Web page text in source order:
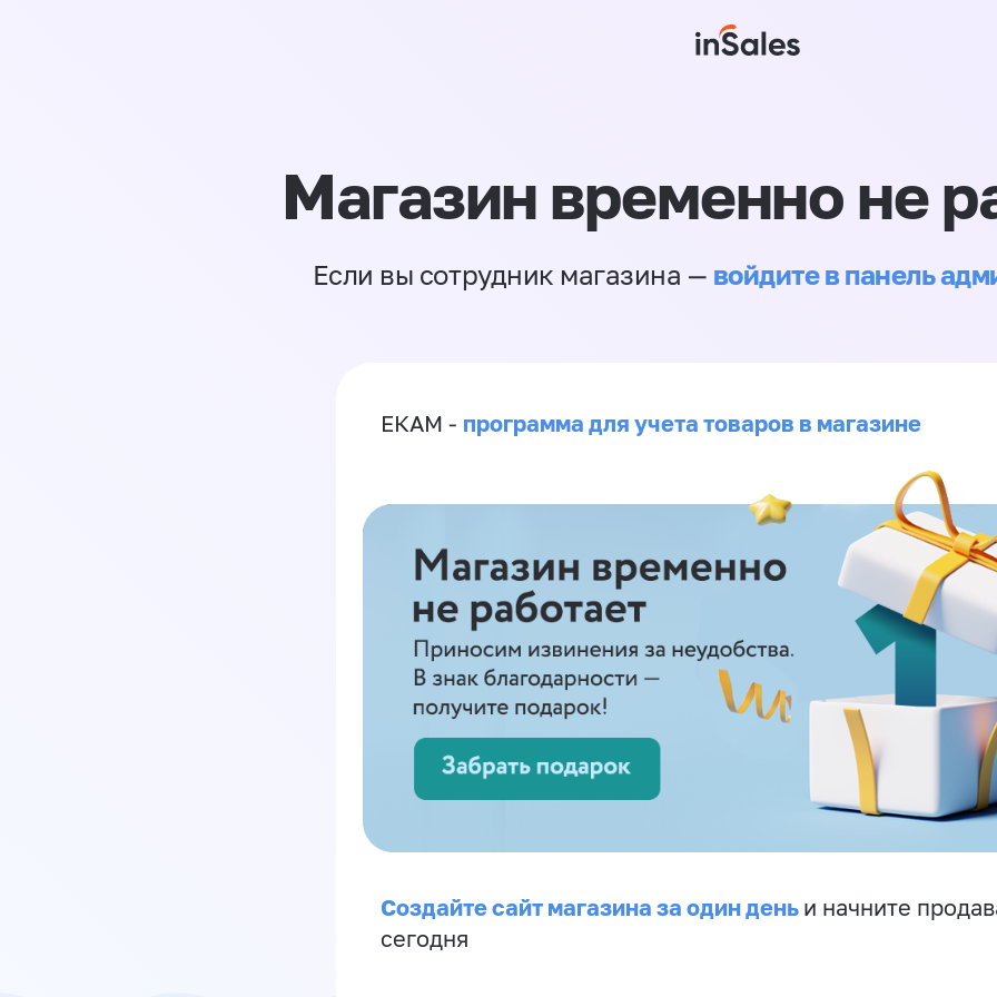
Магазин временно не
Если вы сотрудник магазина — войдите в панель
ЕКАМ - программа для учета товаров в магазине
Создайте сайт магазина за один день и начните
сегодня